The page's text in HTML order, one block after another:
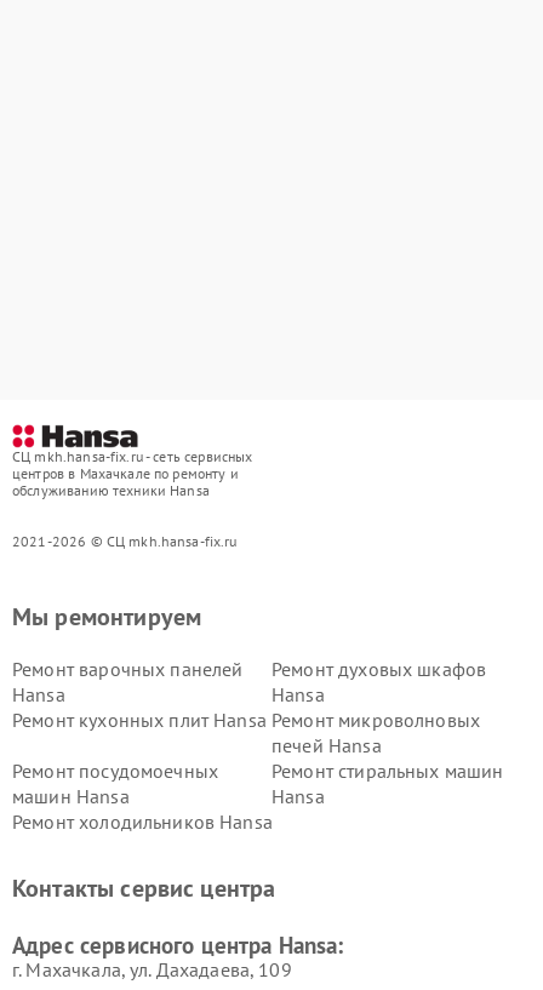
СЦ mkh.hansa-fix.ru - сеть сервисных
центров в Махачкале по ремонту и
обслуживанию техники Hansa
2021-2026 © СЦ mkh.hansa-fix.ru
Мы ремонтируем
Ремонт варочных панелей
Hansa
Ремонт духовых шкафов
Hansa
Ремонт кухонных плит Hansa Ремонт микроволновых
печей Hansa
Ремонт посудомоечных
машин Hansa
Ремонт стиральных машин
Hansa
Ремонт холодильников Hansa
Контакты сервис центра
Адрес сервисного центра Hansa:
г. Махачкала, ул. Дахадаева, 109